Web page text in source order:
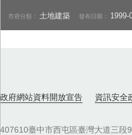
市府分類： 土地建築 發布日期： 1999-
政府網站資料開放宣告 資訊安全
407610臺中市西屯區臺灣大道三段